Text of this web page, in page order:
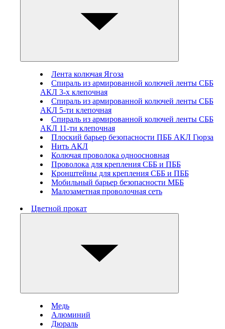
Лента колючая Ягоза
Спираль из армированной колючей ленты СББ
АКЛ 3-х клепочная
Спираль из армированной колючей ленты СББ
АКЛ 5-ти клепочная
Спираль из армированной колючей ленты СББ
АКЛ 11-ти клепочная
Плоский барьер безопасности ПББ АКЛ Гюрза
Нить АКЛ
Колючая проволока одноосновная
Проволока для крепления СББ и ПББ
Кронштейны для крепления СББ и ПББ
Мобильный барьер безопасности МББ
Малозаметная проволочная сеть
Цветной прокат
Медь
Алюминий
Дюраль